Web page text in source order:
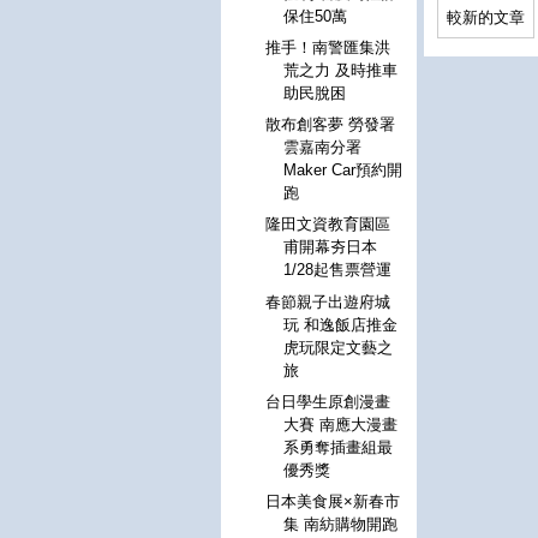
較新的文章
保住50萬
推手！南警匯集洪
荒之力 及時推車
助民脫困
散布創客夢 勞發署
雲嘉南分署
Maker Car預約開
跑
隆田文資教育園區
甫開幕夯日本
1/28起售票營運
春節親子出遊府城
玩 和逸飯店推金
虎玩限定文藝之
旅
台日學生原創漫畫
大賽 南應大漫畫
系勇奪插畫組最
優秀獎
日本美食展×新春市
集 南紡購物開跑